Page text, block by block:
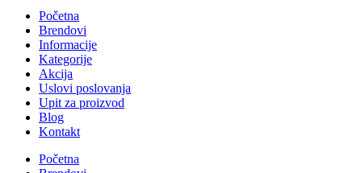
Početna
Brendovi
Informacije
Kategorije
Akcija
Uslovi poslovanja
Upit za proizvod
Blog
Kontakt
Početna